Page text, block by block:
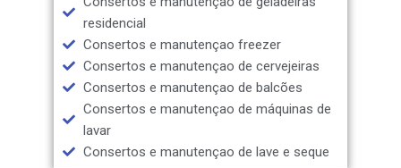
residencial
Consertos e manutençao freezer
Consertos e manutençao de cervejeiras
Consertos e manutençao de balcões
Consertos e manutençao de máquinas de
lavar
Consertos e manutençao de lave e seque